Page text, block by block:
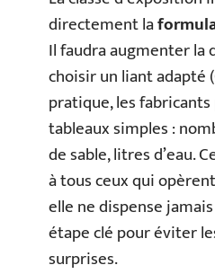
directement la
Il faudra augmenter
choisir un liant adapté
pratique, les
tableaux simples :
de sable, litres d’eau.
à tous ceux qui
elle ne dispense
étape clé pour éviter
surprises.